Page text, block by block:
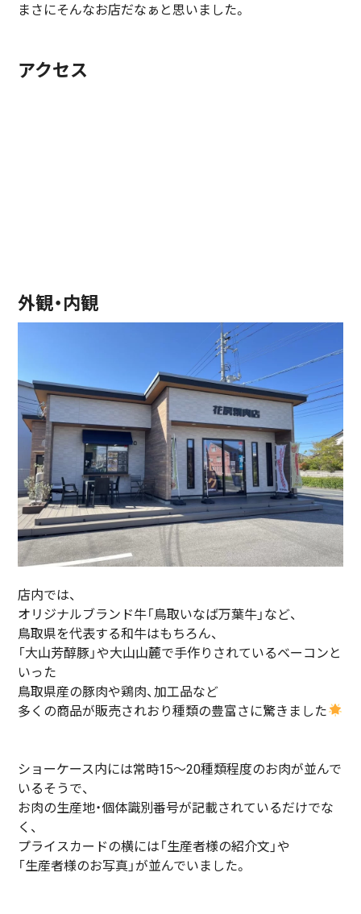
まさにそんなお店だなぁと思いました。
アクセス
外観・内観
店内では、
オリジナルブランド牛「鳥取いなば万葉牛」など、
鳥取県を代表する和牛はもちろん、
「大山芳醇豚」や大山山麓で手作りされているベーコンと
いった
鳥取県産の豚肉や鶏肉、加工品など
多くの商品が販売されおり種類の豊富さに驚きました
ショーケース内には常時15～20種類程度のお肉が並んで
いるそうで、
お肉の生産地・個体識別番号が記載されているだけでな
く、
プライスカードの横には「生産者様の紹介文」や
「生産者様のお写真」が並んでいました。